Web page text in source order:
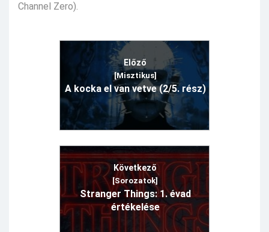
Channel Zero).
Előző
[Misztikus]
A kocka el van vetve (2/5. rész)
Következő
[Sorozatok]
Stranger Things: 1. évad
értékelése